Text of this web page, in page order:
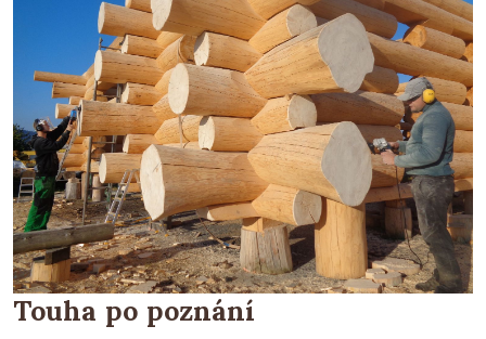
Touha po poznání